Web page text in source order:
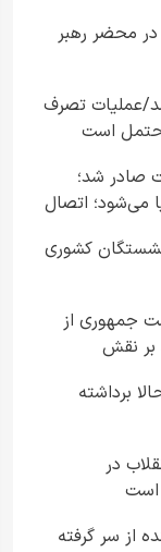
در محضر رهبر
عملیات تصرف
است
صادر شد؛
می‌شود؛ اتصال
بازنشستگان کشوری
جمهوری از
بر نقش
عمومی
برداشته
در
است​
از سر گرفته